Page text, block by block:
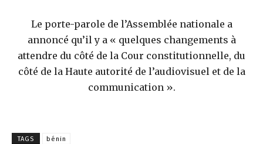
Le porte-parole de l’Assemblée nationale a
annoncé qu’il y a « quelques changements à
attendre du côté de la Cour constitutionnelle, du
côté de la Haute autorité de l’audiovisuel et de la
communication ».
TAGS bénin